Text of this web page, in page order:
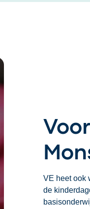
VE heet ook
de